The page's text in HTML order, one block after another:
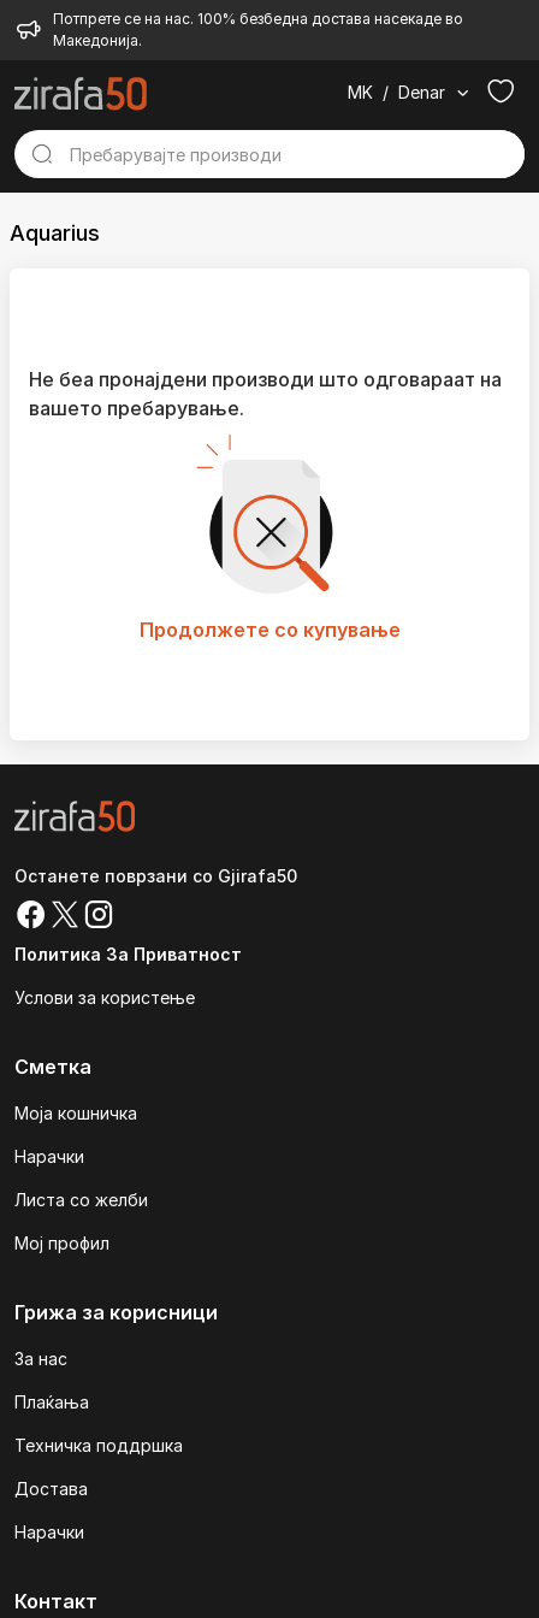
Потпрете се на нас. 100% безбедна достава насекаде во
Македонија.
MK / Denar
Aquarius
Не беа пронајдени производи што одговараат на
вашето пребарување.
Продолжете со купување
Останете поврзани со Gjirafa50
Политика За Приватност
Услови за користење
Сметка
Моја кошничка
Нарачки
Листа со желби
Мој профил
Грижа за корисници
За нас
Плаќања
Техничка поддршка
Достава
Нарачки
Контакт